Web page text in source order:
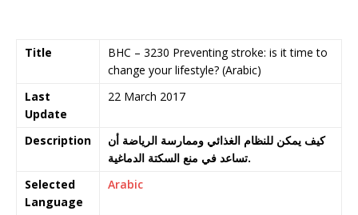
Title
BHC – 3230 Preventing stroke: is it time to
change your lifestyle? (Arabic)
Last
Update
22 March 2017
Description
كيف يمكن للنظام الغذائي وممارسة الرياضة أن
تساعد في منع السكتة الدماغية.
Selected
Language
Arabic